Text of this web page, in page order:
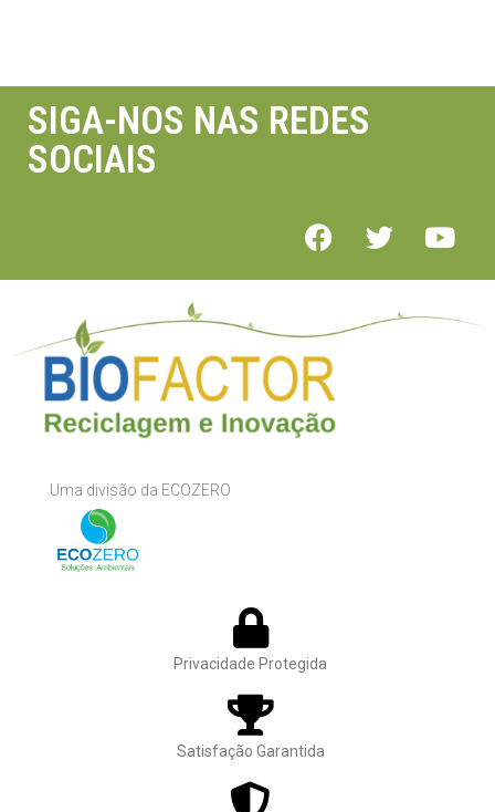
SIGA-NOS NAS REDES
SOCIAIS
Uma divisão da ECOZERO
Privacidade Protegida
Satisfação Garantida